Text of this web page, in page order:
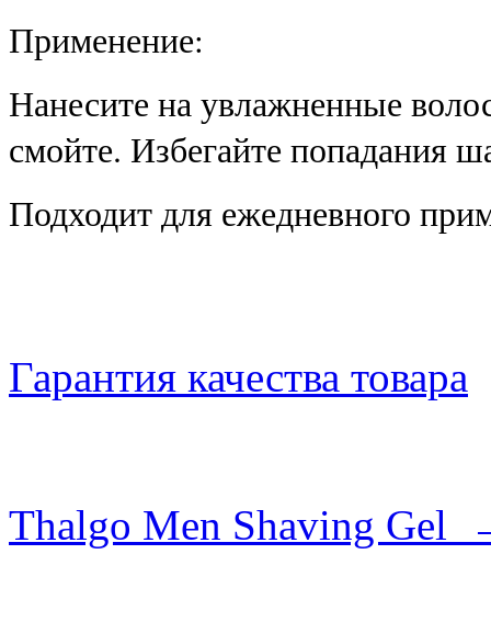
Применение:
Нанесите на увлажненные
смойте. Избегайте попадания
Подходит для ежедневного
Гарантия качества товара
Thalgo Men Shaving Gel